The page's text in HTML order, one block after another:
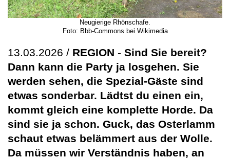
Neugierige Rhönschafe.
Foto: Bbb-Commons bei Wikimedia
13.03.2026 / REGION - Sind Sie bereit?
Dann kann die Party ja losgehen. Sie
werden sehen, die Spezial-Gäste sind
etwas sonderbar. Lädtst du einen ein,
kommt gleich eine komplette Horde. Da
sind sie ja schon. Guck, das Osterlamm
schaut etwas belämmert aus der Wolle.
Da müssen wir Verständnis haben, an